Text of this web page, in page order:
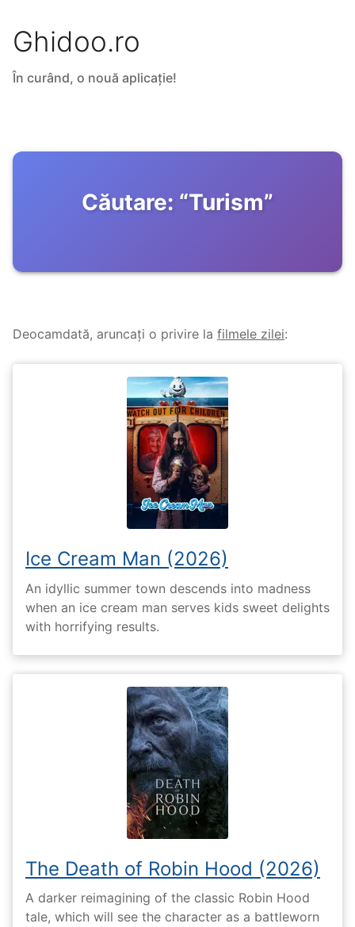
Ghidoo.ro
În curând, o nouă aplicație!
Căutare: “Turism”
Deocamdată, aruncați o privire la filmele zilei:
Ice Cream Man (2026)
An idyllic summer town descends into madness
when an ice cream man serves kids sweet delights
with horrifying results.
The Death of Robin Hood (2026)
A darker reimagining of the classic Robin Hood
tale, which will see the character as a battleworn